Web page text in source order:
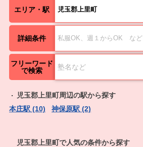
エリア・駅 児玉郡上里町
詳細条件 私服OK、週１からOK など
フリーワード
で検索
児玉郡上里町周辺の駅から探す
本庄駅 (10)
神保原駅 (2)
児玉郡上里町で人気の条件から探す